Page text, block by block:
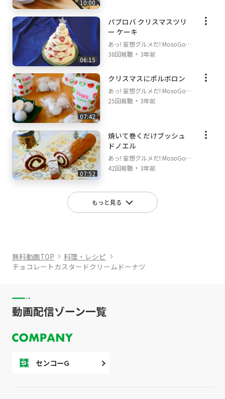
10:00
06:15
パブロバ クリスマスツリ
ー ケーキ
あっ! 妄想グルメだ! MosoGour
met on Goody!TV
38回視聴 ・ 3年前
07:42
クリスマスにポルボロン
あっ! 妄想グルメだ! MosoGour
met on Goody!TV
25回視聴 ・ 3年前
07:52
焼いて巻くだけブッシュ
ドノエル
あっ! 妄想グルメだ! MosoGour
met on Goody!TV
42回視聴 ・ 3年前
もっと見る
無料動画TOP
料理・レシピ
チョコレートカスタードクリームドーナツ
動画配信ゾーン一覧
センコーG